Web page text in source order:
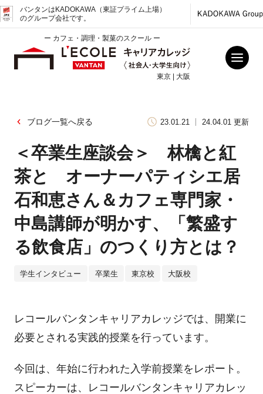
バンタンはKADOKAWA（東証プライム上場）
のグループ会社です。
ー カフェ・調理・製菓のスクール ー
東京 | 大阪
ブログ一覧へ戻る 23.01.21 24.04.01 更新
＜卒業生座談会＞ 林檎と紅
茶と オーナーパティシエ居
石和恵さん＆カフェ専門家・
中島講師が明かす、「繁盛す
る飲食店」のつくり方とは？
学生インタビュー 卒業生 東京校 大阪校
レコールバンタンキャリアカレッジでは、開業に
必要とされる実践的授業を行っています。
今回は、年始に行われた入学前授業をレポート。
スピーカーは、レコールバンタンキャリアカレッ